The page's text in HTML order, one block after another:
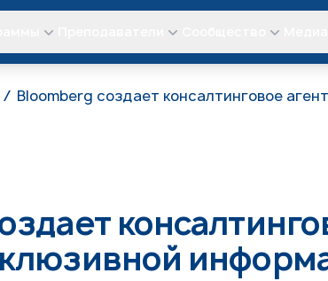
Bloomberg создает консалтинговое